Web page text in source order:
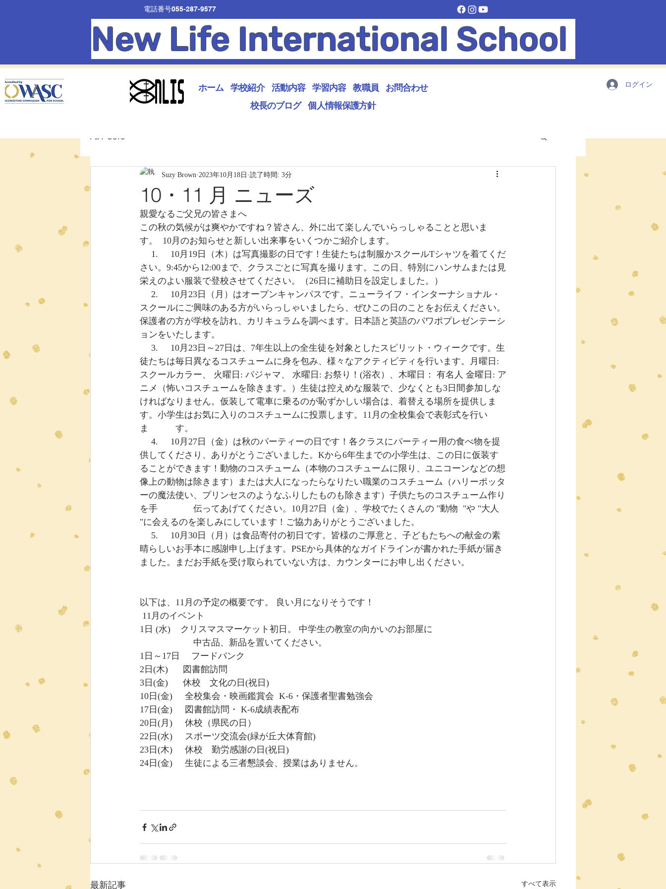
電話番号055-287-9577
New Life International School
ホーム 学校紹介 活動内容 学習内容 教職員
お問合わせ
校長のブログ
個人情報保護方針
ログイン
All Posts
10・11 月 ニューズ
Suzy Brown 2023年10月18日 読了時間: 3分
親愛なるご父兄の皆さまへ
この秋の気候がは爽やかですね？皆さん、外に出て楽しんでいらっしゃることと思いま
す。  10月のお知らせと新しい出来事をいくつかご紹介します。
さい。9:45から12:00まで、クラスごとに写真を撮ります。この日、特別にハンサムまたは見
栄えのよい服装で登校させてください。（26日に補助日を設定しました。）
スクールにご興味のある方がいらっしゃいましたら、ぜひこの日のことをお伝えください。
保護者の方が学校を訪れ、カリキュラムを調べます。日本語と英語のパワポプレゼンテーシ
ョンをいたします。
徒たちは毎日異なるコスチュームに身を包み、様々なアクティビティを行います。月曜日:
スクールカラー、 火曜日: パジャマ、 水曜日: お祭り！(浴衣）、木曜日： 有名人 金曜日: ア
ニメ（怖いコスチュームを除きます。）生徒は控えめな服装で、少なくとも3日間参加しな
ければなりません。仮装して電車に乗るのが恥ずかしい場合は、着替える場所を提供しま
す。小学生はお気に入りのコスチュームに投票します。11月の全校集会で表彰式を行い
ま　　　す。
供してくださり、ありがとうございました。Kから6年生までの小学生は、この日に仮装す
ることができます！動物のコスチューム（本物のコスチュームに限り、ユニコーンなどの想
像上の動物は除きます）または大人になったらなりたい職業のコスチューム（ハリーポッタ
ーの魔法使い、プリンセスのようなふりしたものも除きます）子供たちのコスチューム作り
を手　　　　伝ってあげてください。10月27日（金）、学校でたくさんの "動物  "や "大人
"に会えるのを楽しみにしています！ご協力ありがとうございました。
晴らしいお手本に感謝申し上げます。PSEから具体的なガイドラインが書かれた手紙が届き
ました。まだお手紙を受け取られていない方は、カウンターにお申し出ください。
以下は、11月の予定の概要です。 良い月になりそうです！
11月のイベント
1日 (水)    クリスマスマーケット初日。 中学生の教室の向かいのお部屋に
中古品、新品を置いてください。
1日～17日 　フードバンク
2日(木)      図書館訪問
3日(金)      休校　文化の日(祝日)
10日(金)     全校集会・映画鑑賞会  K-6・保護者聖書勉強会
17日(金)     図書館訪問・ K-6成績表配布
20日(月)     休校（県民の日）
22日(水)     スポーツ交流会(緑が丘大体育館)
23日(木)     休校　勤労感謝の日(祝日)
24日(金)     生徒による三者懇談会、授業はありません。
最新記事 すべて表示